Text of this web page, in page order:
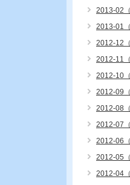
2013-02（
2013-01（
2012-12（
2012-11（
2012-10（
2012-09（
2012-08（
2012-07（
2012-06（
2012-05（
2012-04（